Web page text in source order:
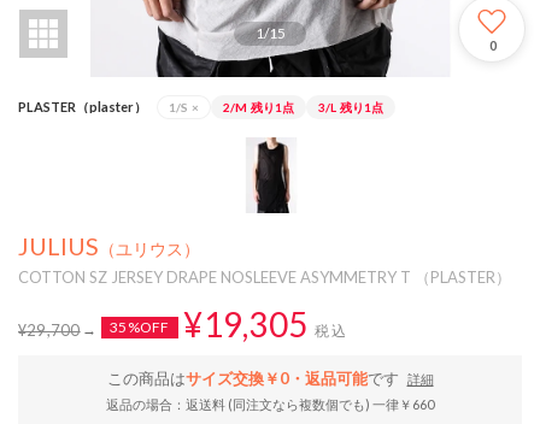
1/15
0
PLASTER（plaster） 1/S × 2/M 残り1点 3/L 残り1点
JULIUS （ユリウス）
COTTON SZ JERSEY DRAPE NOSLEEVE ASYMMETRY T （PLASTER）
¥29,700 35%OFF ¥19,305 税込
この商品はサイズ交換￥0・返品可能です
詳細
返品の場合：返送料 (同注文なら複数個でも) 一律￥660